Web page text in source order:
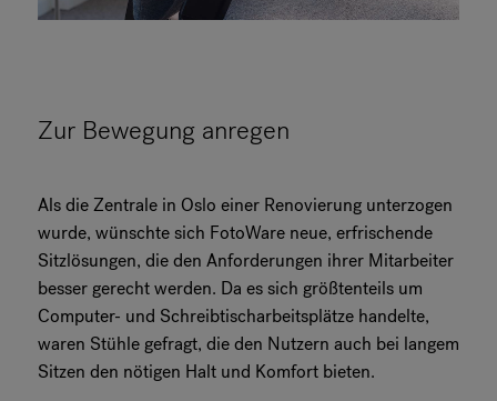
Zur Bewegung anregen
Als die Zentrale in Oslo einer Renovierung unterzogen
wurde, wünschte sich FotoWare neue, erfrischende
Sitzlösungen, die den Anforderungen ihrer Mitarbeiter
besser gerecht werden. Da es sich größtenteils um
Computer- und Schreibtischarbeitsplätze handelte,
waren Stühle gefragt, die den Nutzern auch bei langem
Sitzen den nötigen Halt und Komfort bieten.